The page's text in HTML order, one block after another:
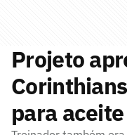
Projeto
para